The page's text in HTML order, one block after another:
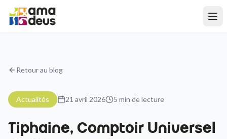
Retour au blog
Actualités 21 avril 2026 5 min de lecture
Tiphaine, Comptoir Universel